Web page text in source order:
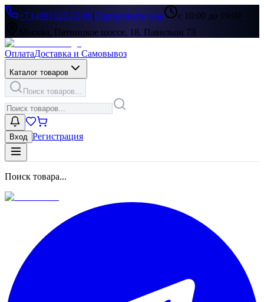
+7 (499) 322-33-86|Перезвоните мне
с 10:00 до 19:00
Москва, Пятницкое шоссе, 18, Павильон 73
ОплатаДоставка и Самовывоз
Каталог товаров
Поиск товаров...
Вход Регистрация
Поиск товара...